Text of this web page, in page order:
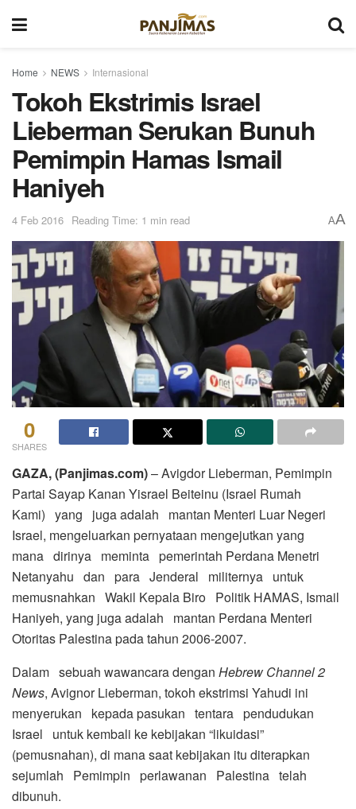
Home NEWS Internasional
Tokoh Ekstrimis Israel
Lieberman Serukan Bunuh
Pemimpin Hamas Ismail
Haniyeh
4 Feb 2016 Reading Time: 1 min read AA
0
SHARES
GAZA, (Panjimas.com)– Avigdor Lieberman, Pemimpin
Partai Sayap Kanan Yisrael Beiteinu (Israel Rumah
Kami) yang juga adalah mantan Menteri Luar Negeri
Israel, mengeluarkan pernyataan mengejutkan yang
mana dirinya meminta pemerintah Perdana Menetri
Netanyahu dan para Jenderal militernya untuk
memusnahkan Wakil Kepala Biro Politik HAMAS, Ismail
Haniyeh, yang juga adalah mantan Perdana Menteri
Otoritas Palestina pada tahun 2006-2007.
Dalam sebuah wawancara dengan Hebrew Channel 2
News, Avignor Lieberman, tokoh ekstrimsi Yahudi ini
menyerukan kepada pasukan tentara pendudukan
Israel untuk kembali ke kebijakan “likuidasi”
(pemusnahan), di mana saat kebijakan itu diterapkan
sejumlah Pemimpin perlawanan Palestina telah
dibunuh.